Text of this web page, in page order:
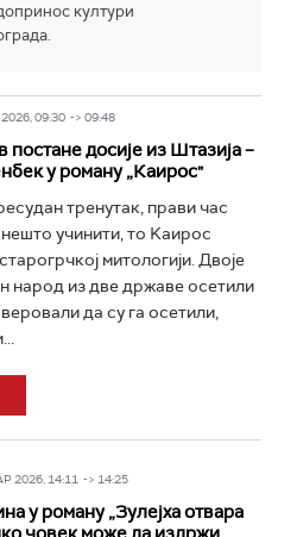
култури
09:30 -> 09:48
постане досије из Штазија –
у роману „Каирос"
тренутак, прави час
учинити, то Kаирос
митологији. Двоје
народ из две државе осетили
да су га осетили,
2026, 14:11 -> 14:25
у роману „Зулејха отвара